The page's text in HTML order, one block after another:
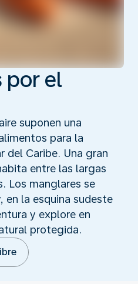
por el
suponen una
para la
del Caribe. Una gran
entre las largas
Los manglares se
en la esquina sudeste
y explore en
protegida.